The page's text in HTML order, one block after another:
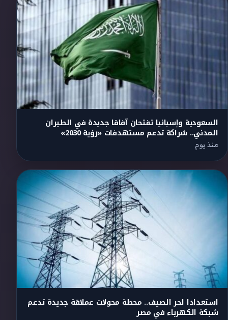
السعودية وإسبانيا تفتحان آفاقا جديدة في الطيران
المدني.. شراكة تدعم مستهدفات «رؤية 2030»
منذ يوم
استعدادا لحر الصيف.. محطة محولات عملاقة جديدة تدعم
شبكة الكهرباء في مصر